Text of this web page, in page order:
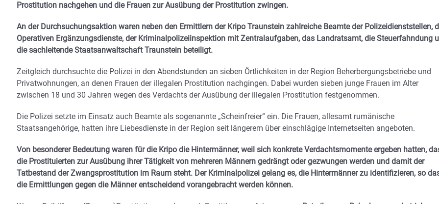
Prostitution nachgehen und die Frauen zur Ausübung der Prostitution zwingen.
An der Durchsuchungsaktion waren neben den Ermittlern der Kripo Traunstein zahlreiche Beamte der Polizeidienststellen,
Operativen Ergänzungsdienste, der Kriminalpolizeiinspektion mit Zentralaufgaben, das Landratsamt, die Steuerfahndung
die sachleitende Staatsanwaltschaft Traunstein beteiligt.
Zeitgleich durchsuchte die Polizei in den Abendstunden an sieben Örtlichkeiten in der Region Beherbergungsbetriebe und
Privatwohnungen, an denen Frauen der illegalen Prostitution nachgingen. Dabei wurden sieben junge Frauen im Alter
zwischen 18 und 30 Jahren wegen des Verdachts der Ausübung der illegalen Prostitution festgenommen.
Die Polizei setzte im Einsatz auch Beamte als sogenannte „Scheinfreier“ ein. Die Frauen, allesamt rumänische
Staatsangehörige, hatten ihre Liebesdienste in der Region seit längerem über einschlägige Internetseiten angeboten.
Von besonderer Bedeutung waren für die Kripo die Hintermänner, weil sich konkrete Verdachtsmomente ergeben hatten,
die Prostituierten zur Ausübung ihrer Tätigkeit von mehreren Männern gedrängt oder gezwungen werden und damit der
Tatbestand der Zwangsprostitution im Raum steht. Der Kriminalpolizei gelang es, die Hintermänner zu identifizieren, so
die Ermittlungen gegen die Männer entscheidend vorangebracht werden können.